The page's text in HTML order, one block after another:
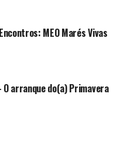
MEO Marés Vivas
arranque do(a) Primavera